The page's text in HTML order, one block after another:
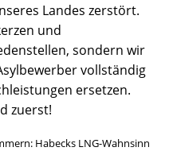
Landes zerstört.
und
sondern wir
vollständig
ersetzen.
zuerst!
Habecks LNG-Wahnsinn